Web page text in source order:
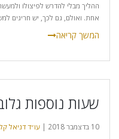
ההליך מבלי להדרש לפיצולו
אחת. ואולם, גם לכך, יש חריגים
שעות נוספות
10 בדצמבר 2018 | עו״ד דניאל